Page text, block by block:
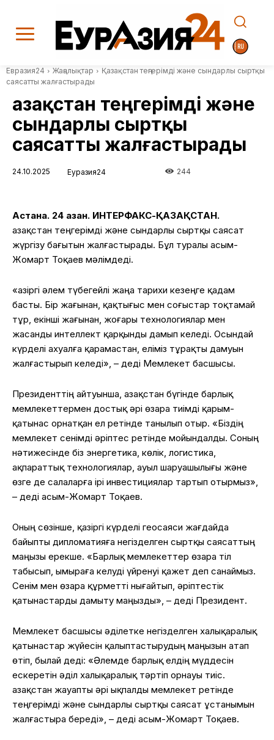
Евразия24 Жаңалықтар
Қазақстан теңгерімді және сындарлы сыртқы
саясатты жалғастырады
Қазақстан теңгерімді және
сындарлы сыртқы
саясатты жалғастырады
24.10.2025 Еуразия24 244
Астана. 24 қазан. ИНТЕРФАКС-ҚАЗАҚСТАН.
Қазақстан теңгерімді және сындарлы сыртқы саясат
жүргізу бағытын жалғастырады. Бұл туралы Қасым-
Жомарт Тоқаев мәлімдеді.
«Қазіргі әлем түбегейлі жаңа тарихи кезеңге қадам
басты. Бір жағынан, қақтығыс мен соғыстар тоқтамай
тұр, екінші жағынан, жоғары технологиялар мен
жасанды интеллект қарқынды дамып келеді. Осындай
күрделі ахуалға қарамастан, еліміз тұрақты дамуын
жалғастырып келеді», – деді Мемлекет басшысы.
Президенттің айтуынша, Қазақстан бүгінде барлық
мемлекеттермен достық әрі өзара тиімді қарым-
қатынас орнатқан ел ретінде танылып отыр. «Біздің
мемлекет сенімді әріптес ретінде мойындалды. Соның
нәтижесінде біз энергетика, көлік, логистика,
ақпараттық технологиялар, ауыл шаруашылығы және
өзге де салаларға ірі инвестициялар тартып отырмыз»,
– деді Қасым-Жомарт Тоқаев.
Оның сөзінше, қазіргі күрделі геосаяси жағдайда
байыпты дипломатияға негізделген сыртқы саясаттың
маңызы ерекше. «Барлық мемлекеттер өзара тіл
табысып, ымыраға келуді үйренуі қажет деп санаймыз.
Сенім мен өзара құрметті нығайтып, әріптестік
қатынастарды дамыту маңызды», – деді Президент.
Мемлекет басшысы әділетке негізделген халықаралық
қатынастар жүйесін қалыптастырудың маңызын атап
өтіп, былай деді: «Әлемде барлық елдің мүддесін
ескеретін әділ халықаралық тәртіп орнауы тиіс.
Қазақстан жауапты әрі ықпалды мемлекет ретінде
теңгерімді және сындарлы сыртқы саясат ұстанымын
жалғастыра береді», – деді Қасым-Жомарт Тоқаев.